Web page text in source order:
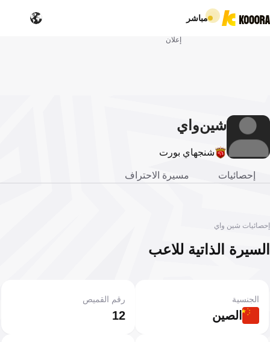
مباشر
إعلان
شينواي
شنجهاي بورت
إحصائيات مسيرة الاحتراف
إحصائيات شين واي
السيرة الذاتية للاعب
الصين
الجنسية
12
رقم القميص